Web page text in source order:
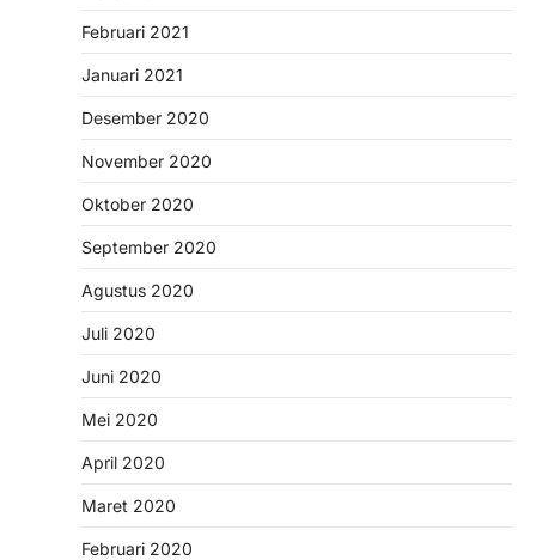
Februari 2021
Januari 2021
Desember 2020
November 2020
Oktober 2020
September 2020
Agustus 2020
Juli 2020
Juni 2020
Mei 2020
April 2020
Maret 2020
Februari 2020